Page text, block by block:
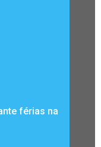
férias na